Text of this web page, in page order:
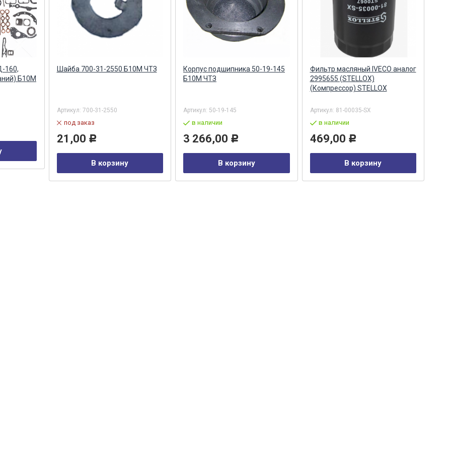
160,
Б10М
Шайба 700-31-2550 Б10М ЧТЗ
Артикул: 700-31-2550
под заказ
21,00 Р
В корзину
Корпус подшипника 50-19-145
Б10М ЧТЗ
Артикул: 50-19-145
в наличии
3 266,00 Р
В корзину
Фильтр масляный IVECO аналог
2995655 (STELLOX)
(Компрессор) STELLOX
Артикул: 81-00035-SX
в наличии
469,00 Р
В корзину